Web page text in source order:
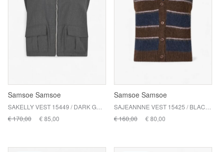
Samsoe Samsoe
€ 170,00
€ 85,00
Samsoe Samsoe
€ 160,00
€ 80,00